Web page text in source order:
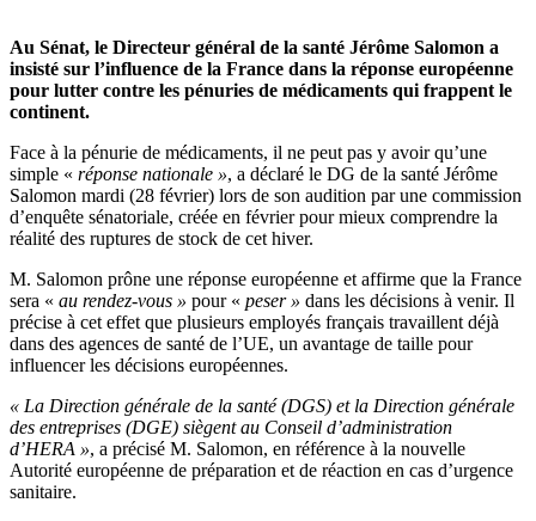
Au Sénat, le Directeur général de la santé Jérôme Salomon a
insisté sur l’influence de la France dans la réponse européenne
pour lutter contre les pénuries de médicaments qui frappent le
continent.
Face à la pénurie de médicaments, il ne peut pas y avoir qu’une
simple « réponse nationale », a déclaré le DG de la santé Jérôme
Salomon mardi (28 février) lors de son audition par une commission
d’enquête sénatoriale, créée en février pour mieux comprendre la
réalité des ruptures de stock de cet hiver.
M. Salomon prône une réponse européenne et affirme que la France
sera « au rendez-vous » pour « peser » dans les décisions à venir. Il
précise à cet effet que plusieurs employés français travaillent déjà
dans des agences de santé de l’UE, un avantage de taille pour
influencer les décisions européennes.
« La Direction générale de la santé (DGS) et la Direction générale
des entreprises (DGE) siègent au Conseil d’administration
d’HERA », a précisé M. Salomon, en référence à la nouvelle
Autorité européenne de préparation et de réaction en cas d’urgence
sanitaire.